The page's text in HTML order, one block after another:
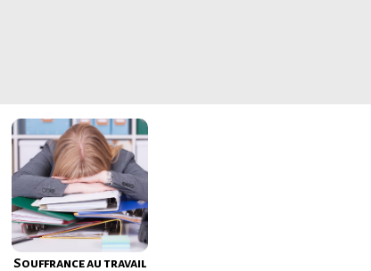
Souffrance au travail